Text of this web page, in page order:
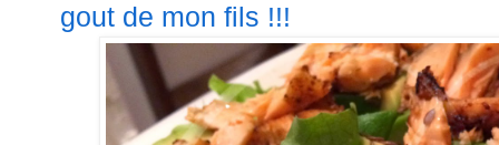
gout de mon fils !!!